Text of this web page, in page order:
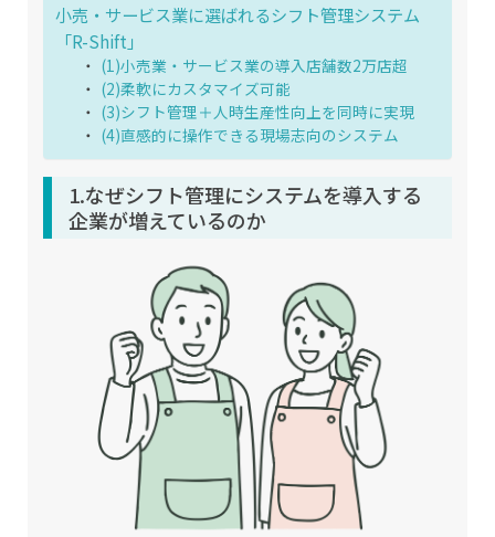
小売・サービス業に選ばれるシフト管理システム
「R-Shift」
(1)小売業・サービス業の導入店舗数2万店超
(2)柔軟にカスタマイズ可能
(3)シフト管理＋人時生産性向上を同時に実現
(4)直感的に操作できる現場志向のシステム
1.なぜシフト管理にシステムを導入する
企業が増えているのか